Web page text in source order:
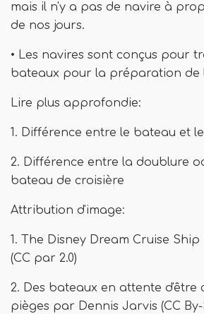
mais il n'y a pas de navire à
de nos jours.
• Les navires sont conçus pour
bateaux pour la préparation de
Lire plus approfondie:
1. Différence entre le bateau et
2. Différence entre la doublure
bateau de croisière
Attribution d'image:
1. The Disney Dream Cruise
(CC par 2.0)
2. Des bateaux en attente d'être
pièges par Dennis Jarvis (CC By-